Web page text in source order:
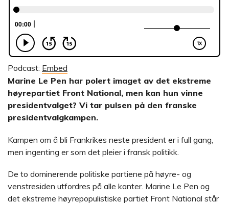
Podcast: Embed
Marine Le Pen har polert imaget av det ekstreme
høyrepartiet Front National, men kan hun vinne
presidentvalget? Vi tar pulsen på den franske
presidentvalgkampen.
Kampen om å bli Frankrikes neste president er i full gang,
men ingenting er som det pleier i fransk politikk.
De to dominerende politiske partiene på høyre- og
venstresiden utfordres på alle kanter. Marine Le Pen og
det ekstreme høyrepopulistiske partiet Front National står